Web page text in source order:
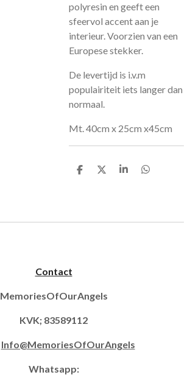
polyresin en geeft een
sfeervol accent aan je
interieur. Voorzien van een
Europese stekker.
De levertijd is i.v.m
populairiteit iets langer dan
normaal.
Mt. 40cm x 25cm x45cm
D
D
S
D
Contact
MemoriesOfOurAngels
KVK; 83589112
Info@MemoriesOfOurAngels
Whatsapp: